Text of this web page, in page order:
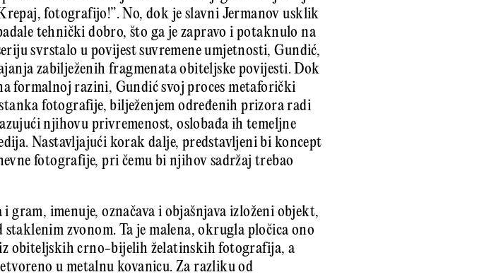
fotografijo!”. No, dok je slavni Jermanov usklik
tehnički dobro, što ga je zapravo i potaknulo na
svrstalo u povijest suvremene umjetnosti, Gundić,
zabilježenih fragmenata obiteljske povijesti. Dok
formalnoj razini, Gundić svoj proces metaforički
fotografije, bilježenjem određenih prizora radi
njihovu privremenost, oslobađa ih temeljne
Nastavljajući korak dalje, predstavljeni bi koncept
fotografije, pri čemu bi njihov sadržaj trebao
gram, imenuje, označava i objašnjava izloženi objekt,
zvonom. Ta je malena, okrugla pločica ono
obiteljskih crno-bijelih želatinskih fotografija, a
u metalnu kovanicu. Za razliku od